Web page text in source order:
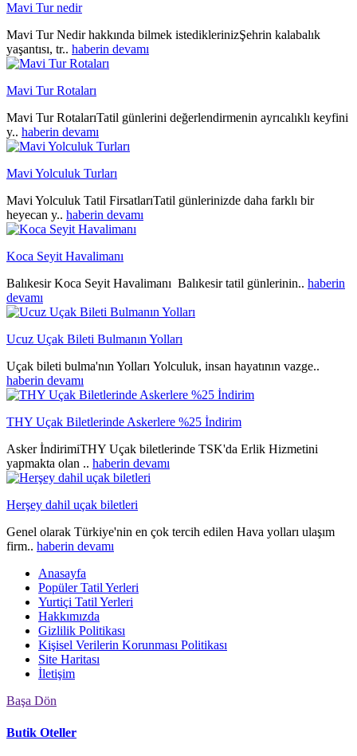
Mavi Tur nedir
Mavi Tur Nedir hakkında bilmek istediklerinizŞehrin kalabalık
yaşantısı, tr.. haberin devamı
Mavi Tur Rotaları
Mavi Tur RotalarıTatil günlerini değerlendirmenin ayrıcalıklı keyfini
y.. haberin devamı
Mavi Yolculuk Turları
Mavi Yolculuk Tatil FirsatlarıTatil günlerinizde daha farklı bir
heyecan y.. haberin devamı
Koca Seyit Havalimanı
Balıkesir Koca Seyit Havalimanı Balıkesir tatil günlerinin.. haberin
devamı
Ucuz Uçak Bileti Bulmanın Yolları
Uçak bileti bulma'nın Yolları Yolculuk, insan hayatının vazge..
haberin devamı
THY Uçak Biletlerinde Askerlere %25 İndirim
Asker İndirimiTHY Uçak biletlerinde TSK'da Erlik Hizmetini
yapmakta olan .. haberin devamı
Herşey dahil uçak biletleri
Genel olarak Türkiye'nin en çok tercih edilen Hava yolları ulaşım
firm.. haberin devamı
Anasayfa
Popüler Tatil Yerleri
Yurtiçi Tatil Yerleri
Hakkımızda
Gizlilik Politikası
Kişisel Verilerin Korunması Politikası
Site Haritası
İletişim
Başa Dön
Butik Oteller